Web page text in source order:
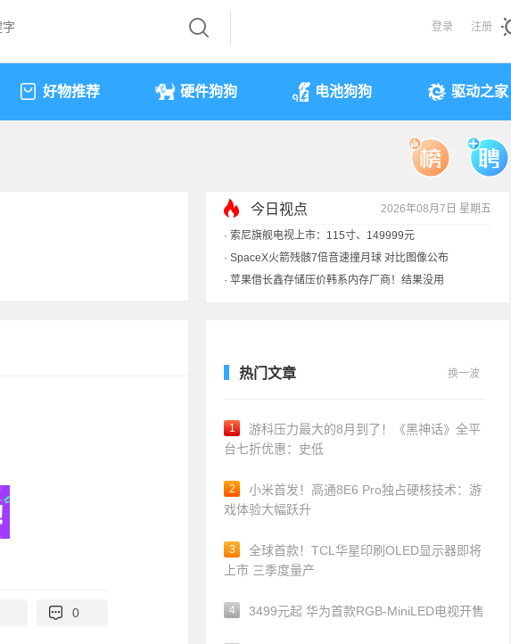
登录 注册
好物推荐 硬件狗狗 电池狗狗 驱动之家
今日视点 2026年08月7日 星期五
· 索尼旗舰电视上市：115寸、149999元
· SpaceX火箭残骸7倍音速撞月球 对比图像公布
· 苹果借长鑫存储压价韩系内存厂商！结果没用
0
热门文章 换一波
1
游科压力最大的8月到了！《黑神话》全平
台七折优惠：史低
2
小米首发！高通8E6 Pro独占硬核技术：游
戏体验大幅跃升
3
全球首款！TCL华星印刷OLED显示器即将
上市 三季度量产
4 3499元起 华为首款RGB-MiniLED电视开售